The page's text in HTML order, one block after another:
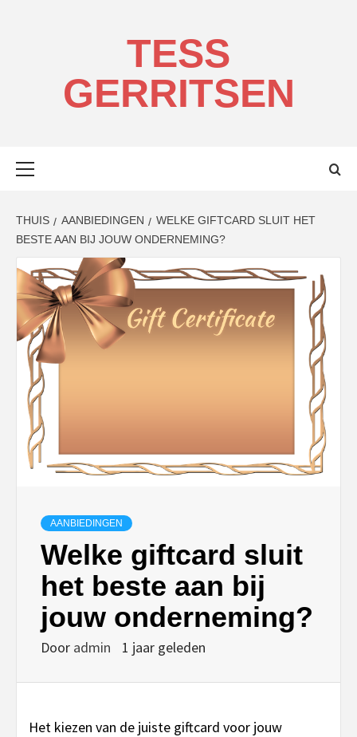
TESS
GERRITSEN
THUIS AANBIEDINGEN
WELKE GIFTCARD SLUIT HET
BESTE AAN BIJ JOUW ONDERNEMING?
AANBIEDINGEN
Welke giftcard sluit
het beste aan bij
jouw onderneming?
Door admin 1 jaar geleden
Het kiezen van de juiste giftcard voor jouw